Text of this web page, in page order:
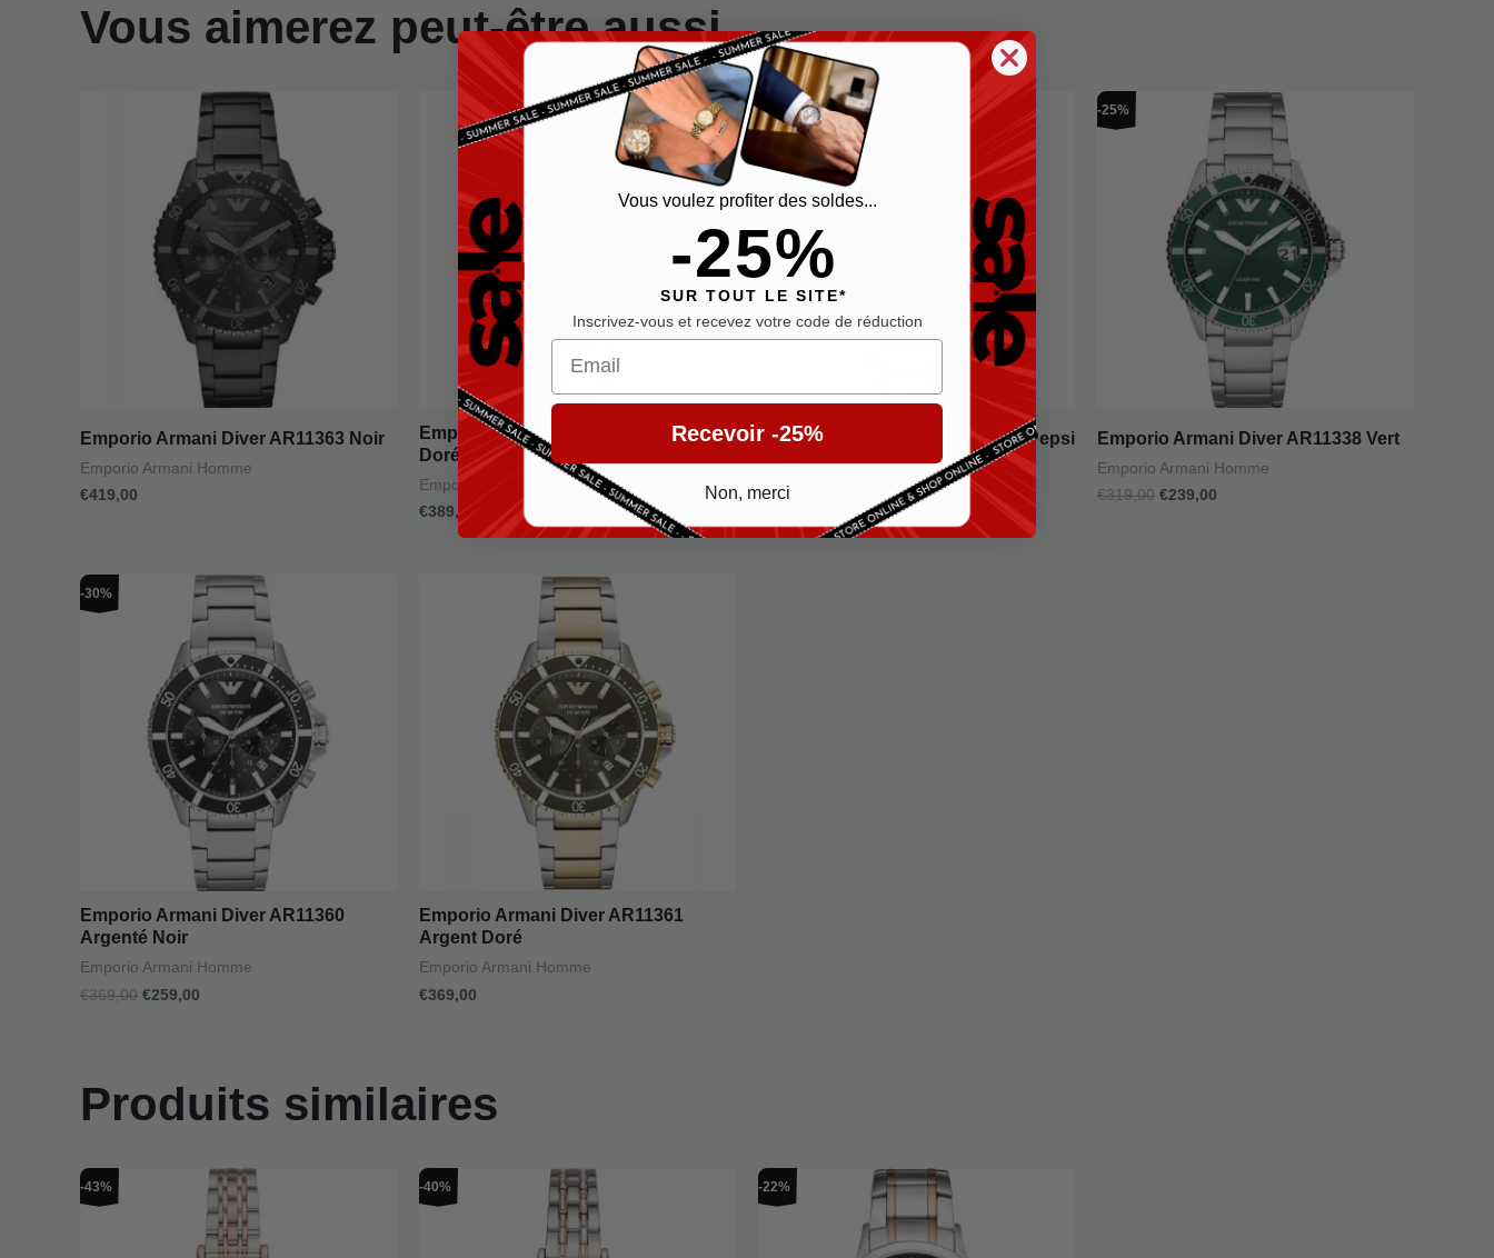
Vous aimerez peut-être aussi…
Emporio Armani Diver AR11363 Noir
Emporio Armani Homme
€419,00
Emporio Armani Diver AR11362 Bleu
Doré
Emporio Armani Homme
€389,00
-25%
Emporio Armani Diver AR11339 Pepsi
Emporio Armani Homme
€319,00
Le
prix
initial
était :
€319,00.
-25%
Emporio Armani Diver AR11338 Vert
Emporio Armani Homme
€319,00
était :
€319,00.
€239,00
Le
prix
actuel
est :
€239,00.
-30%
Emporio Armani Diver AR11360
Argenté Noir
Emporio Armani Homme
€369,00
était :
€369,00.
€259,00
Le
prix
actuel
est :
€259,00.
Emporio Armani Diver AR11361
Argent Doré
Emporio Armani Homme
€369,00
Produits similaires
-43%
Le
prix
actuel
est :
-40%
Le
prix
actuel
est :
-22%
était :
Le
prix
actuel
est :
Vous voulez profiter des soldes...
-25%
SUR TOUT LE SITE*
Inscrivez-vous et recevez votre code de réduction
Email
Recevoir -25%
Non, merci